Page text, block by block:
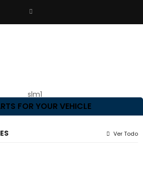
FOR YOUR VEHICLE
Ver Todo